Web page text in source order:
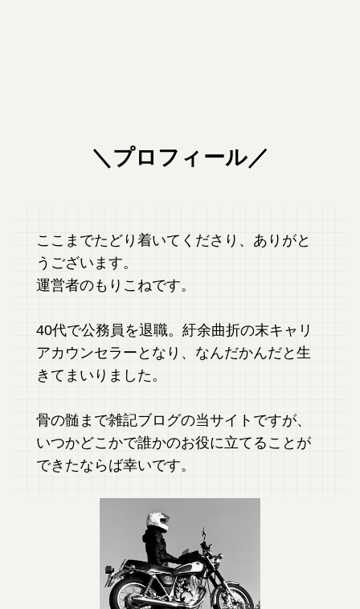
＼プロフィール／
ここまでたどり着いてくださり、ありがと
うございます。
運営者のもりこねです。
40代で公務員を退職。紆余曲折の末キャリ
アカウンセラーとなり、なんだかんだと生
きてまいりました。
骨の髄まで雑記ブログの当サイトですが、
いつかどこかで誰かのお役に立てることが
できたならば幸いです。